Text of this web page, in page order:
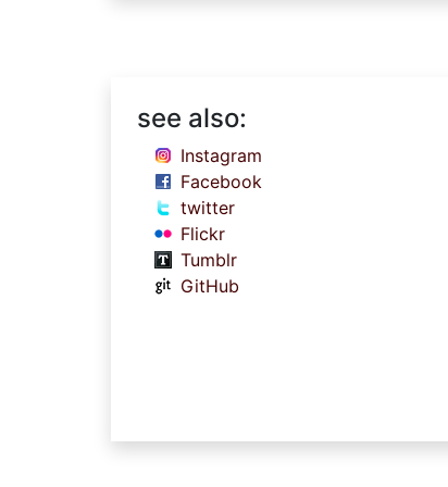
see also:
Instagram
Facebook
twitter
Flickr
Tumblr
GitHub